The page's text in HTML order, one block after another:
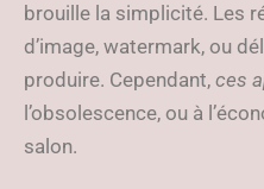
brouille la simplicité. Les
d’image, watermark, ou
produire. Cependant, ces
l’obsolescence, ou à
salon.